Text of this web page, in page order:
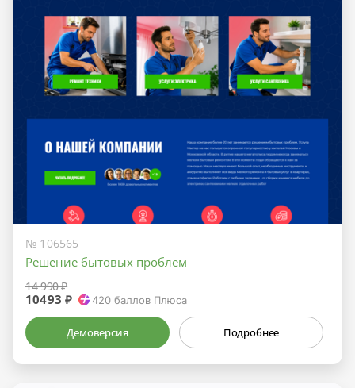
№ 106565
Решение бытовых проблем
14 990 ₽
10493 ₽ 420 баллов Плюса
Демоверсия Подробнее